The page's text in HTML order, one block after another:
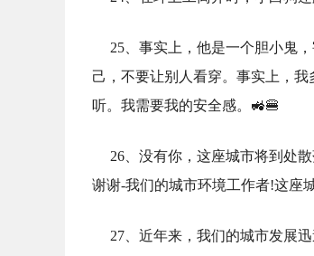
25、事实上，他是一个胆小鬼
己，不要让别人看穿。事实上，
听。我需要我的安全感。🚜🍔
26、没有你，这座城市将到处
谢谢-我们的城市环境工作者!这座
27、近年来，我们的城市发展